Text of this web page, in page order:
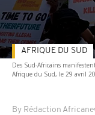
Des Sud-Africains
Afrique du Sud, le 29 avril
By Rédaction
AFRIQUE DU SUD